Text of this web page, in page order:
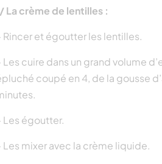
La crème de lentilles :
Rincer et égoutter les lentilles.
Les cuire dans un grand volume
coupé en 4, de la gousse
Les égoutter.
Les mixer avec la crème liquide.